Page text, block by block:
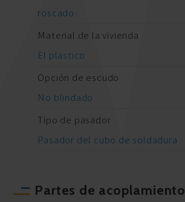
roscado
Material de la vivienda
El plastico
Opción de escudo
No blindado
Tipo de pasador
Pasador del cubo de soldadura
Partes de acoplamiento